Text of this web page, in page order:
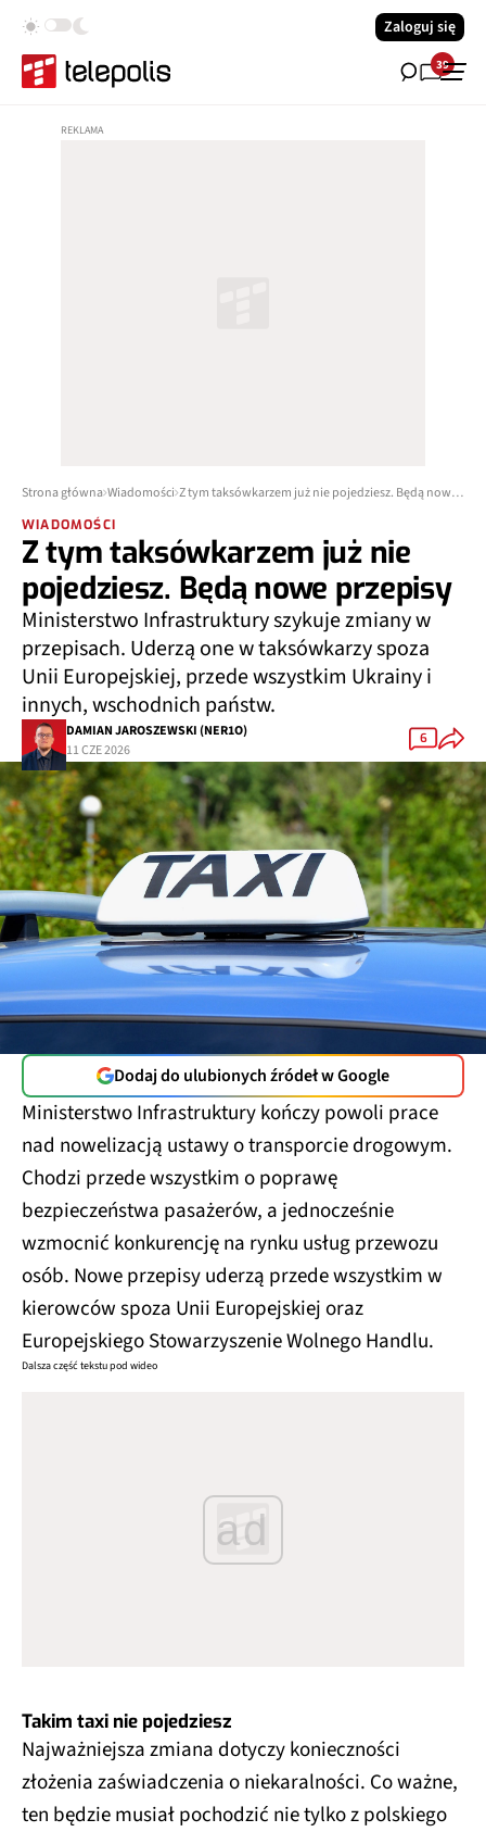
Zaloguj się
39
Strona główna Wiadomości Z tym taksówkarzem już nie pojedziesz. Będą nowe przepisy
WIADOMOŚCI
Z tym taksówkarzem już nie
pojedziesz. Będą nowe przepisy
Ministerstwo Infrastruktury szykuje zmiany w
przepisach. Uderzą one w taksówkarzy spoza
Unii Europejskiej, przede wszystkim Ukrainy i
innych, wschodnich państw.
DAMIAN JAROSZEWSKI (NER1O)
11 CZE 2026
6
Dodaj do ulubionych źródeł w Google
Ministerstwo Infrastruktury kończy powoli prace
nad nowelizacją ustawy o transporcie drogowym.
Chodzi przede wszystkim o poprawę
bezpieczeństwa pasażerów, a jednocześnie
wzmocnić konkurencję na rynku usług przewozu
osób. Nowe przepisy uderzą przede wszystkim w
kierowców spoza Unii Europejskiej oraz
Europejskiego Stowarzyszenie Wolnego Handlu.
Dalsza część tekstu pod wideo
ad
Takim taxi nie pojedziesz
Najważniejsza zmiana dotyczy konieczności
złożenia zaświadczenia o niekaralności. Co ważne,
ten będzie musiał pochodzić nie tylko z polskiego